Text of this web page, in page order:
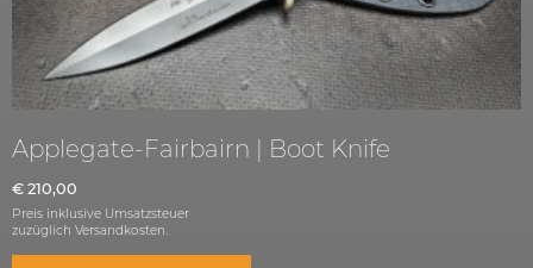
Applegate-Fairbairn | Boot Knife
€ 210,00
Preis inklusive Umsatzsteuer
zuzüglich Versandkosten.